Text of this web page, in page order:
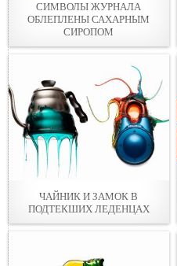
СИМВОЛЫ ЖУРНАЛА
ОБЛЕПЛЕНЫ САХАРНЫМ
СИРОПОМ
ЧАЙНИК И ЗАМОК В
ПОДТЕКШИХ ЛЕДЕНЦАХ